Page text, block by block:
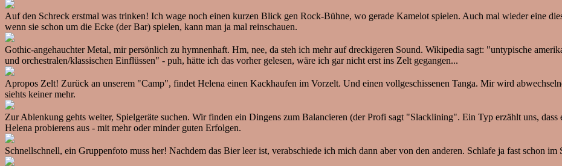
Auf den Schreck erstmal was trinken! Ich wage noch einen kurzen Blick gen Rock-Bühne, wo gerade Kamelot spielen. Auch mal wieder eine
wenn sie schon um die Ecke (der Bar) spielen, kann man ja mal reinschauen.
Gothic-angehauchter Metal, mir persönlich zu hymnenhaft. Hm, nee, da steh ich mehr auf dreckigeren Sound. Wikipedia sagt: "untypische
und orchestralen/klassischen Einflüssen" - puh, hätte ich das vorher gelesen, wäre ich gar nicht erst ins Zelt gegangen...
Apropos Zelt! Zurück an unserem "Camp", findet Helena einen Kackhaufen im Vorzelt. Und einen vollgeschissenen Tanga. Mir wird
siehts keiner mehr.
Zur Ablenkung gehts weiter, Spielgeräte suchen. Wir finden ein Dingens zum Balancieren (der Profi sagt "Slacklining". Ein Typ erzählt uns, dass
Helena probierens aus - mit mehr oder minder guten Erfolgen.
Schnellschnell, ein Gruppenfoto muss her! Nachdem das Bier leer ist, verabschiede ich mich dann aber von den anderen. Schlafe ja fast schon